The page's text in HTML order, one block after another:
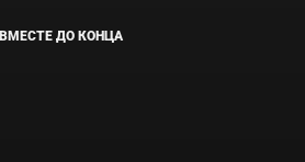
ВМЕСТЕ ДО КОНЦА